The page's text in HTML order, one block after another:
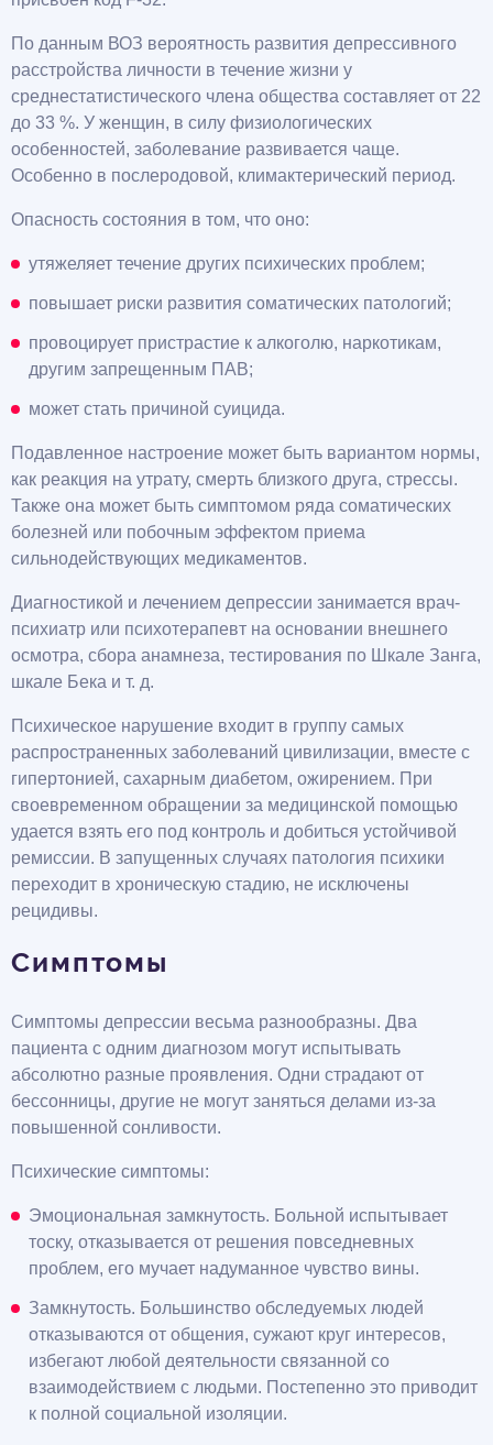
По данным ВОЗ вероятность развития депрессивного
расстройства личности в течение жизни у
среднестатистического члена общества составляет от 22
до 33 %. У женщин, в силу физиологических
особенностей, заболевание развивается чаще.
Особенно в послеродовой, климактерический период.
Опасность состояния в том, что оно:
утяжеляет течение других психических проблем;
повышает риски развития соматических патологий;
провоцирует пристрастие к алкоголю, наркотикам,
другим запрещенным ПАВ;
может стать причиной суицида.
Подавленное настроение может быть вариантом нормы,
как реакция на утрату, смерть близкого друга, стрессы.
Также она может быть симптомом ряда соматических
болезней или побочным эффектом приема
сильнодействующих медикаментов.
Диагностикой и лечением депрессии занимается врач-
психиатр или психотерапевт на основании внешнего
осмотра, сбора анамнеза, тестирования по Шкале Занга,
шкале Бека и т. д.
Психическое нарушение входит в группу самых
распространенных заболеваний цивилизации, вместе с
гипертонией, сахарным диабетом, ожирением. При
своевременном обращении за медицинской помощью
удается взять его под контроль и добиться устойчивой
ремиссии. В запущенных случаях патология психики
переходит в хроническую стадию, не исключены
рецидивы.
Симптомы
Симптомы депрессии весьма разнообразны. Два
пациента с одним диагнозом могут испытывать
абсолютно разные проявления. Одни страдают от
бессонницы, другие не могут заняться делами из-за
повышенной сонливости.
Психические симптомы:
Эмоциональная замкнутость. Больной испытывает
тоску, отказывается от решения повседневных
проблем, его мучает надуманное чувство вины.
Замкнутость. Большинство обследуемых людей
отказываются от общения, сужают круг интересов,
избегают любой деятельности связанной со
взаимодействием с людьми. Постепенно это приводит
к полной социальной изоляции.